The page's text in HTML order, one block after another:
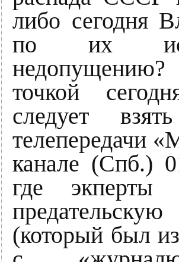
либо сегодня
по их
точкой
следует
телепередачи
канале (Спб.)
где экперты
(который был